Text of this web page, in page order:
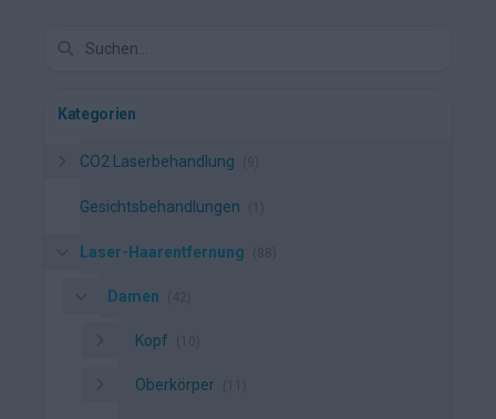
Kategorien
CO2 Laserbehandlung
Gesichtsbehandlungen
Laser-Haarentfernung
Damen
Kopf
Oberkörper